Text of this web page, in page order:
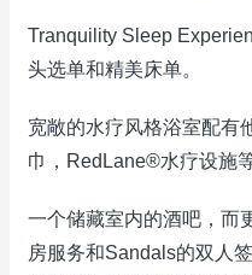
Tranquility Sleep
头选单和精美床单。
宽敞的水疗风格浴室配有
巾，RedLane®水疗设施等
一个储藏室内的酒吧，而
房服务和Sandals的双人